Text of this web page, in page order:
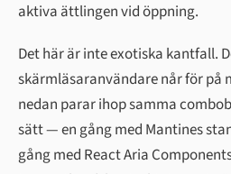
aktiva ättlingen vid öppning.
Det här är inte exotiska kantfall.
skärmläsaranvändare når för på
nedan parar ihop samma
sätt — en gång med Mantines
gång med React Aria